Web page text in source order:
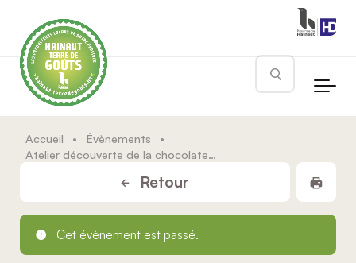
Rechercher
Accueil • Évènements
•
Atelier découverte de la chocolaterie “Au Manon d’Hor”
Retour
Cet évènement est passé.